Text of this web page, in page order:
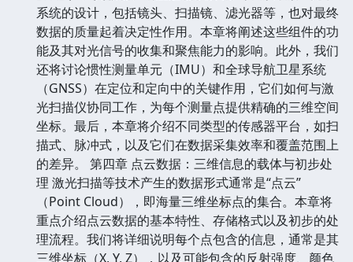
系统的设计，包括镜头、扫描镜、滤光器等，也对最终
数据的质量起着决定性作用。本章将阐述这些组件的功
能及其对光信号的收集和聚焦能力的影响。此外，我们
还将讨论惯性测量单元（IMU）和全球导航卫星系统
（GNSS）在定位和定向中的关键作用，它们如何与激
光扫描仪协同工作，为每个测量点提供精确的三维空间
坐标。最后，本章将介绍不同类型的传感器平台，如扫
描式、脉冲式，以及它们在数据采集效率和覆盖范围上
的差异。 第四章 点云数据：三维信息的载体与初步处
理 激光扫描等技术产生的数据形式通常是“点云”
（Point Cloud），即海量三维坐标点的集合。本章将
重点介绍点云数据的基本特性、存储格式以及初步的处
理流程。我们将详细说明每个点包含的信息，通常是其
三维坐标（X, Y, Z），以及可能包含的反射强度、颜色